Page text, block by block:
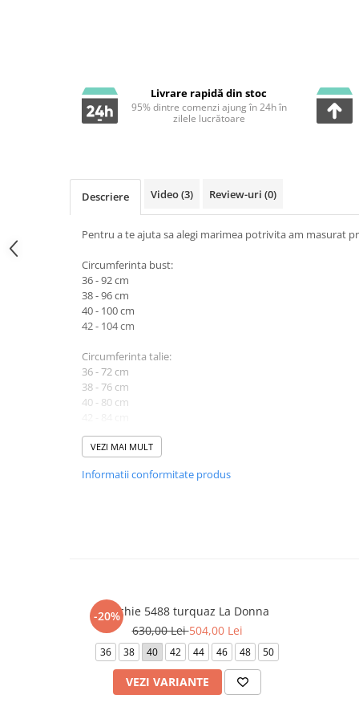
Livrare rapidă din stoc
95% dintre comenzi ajung în 24h în
zilele lucrătoare
Descriere Video(3) Review-uri (0)
Pentru a te ajuta sa alegi marimea potrivita am masurat
Circumferinta bust:
36 - 92 cm
38 - 96 cm
40 - 100 cm
42 - 104 cm
Circumferinta talie:
36 - 72 cm
38 - 76 cm
40 - 80 cm
Lungime produs cuprinsa intre 152 cm (marimea 36) si 154
Atentie! Nuanta produsului poate diferi usor, in functie de
VEZI MAI MULT
Informatii conformitate produs
-20%
Rochie 5488 turquaz La Donna
630,00 Lei504,00 Lei
36 38 40 42 44 46 48 50
VEZI VARIANTE